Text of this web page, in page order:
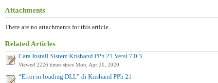
Attachments
There are no attachments for this article.
Related Articles
Cara Install Sistem Krishand PPh 21 Versi 7.0.3
Viewed 2226 times since Mon, Apr 20, 2020
“Error in loading DLL” di Krishand PPh 21